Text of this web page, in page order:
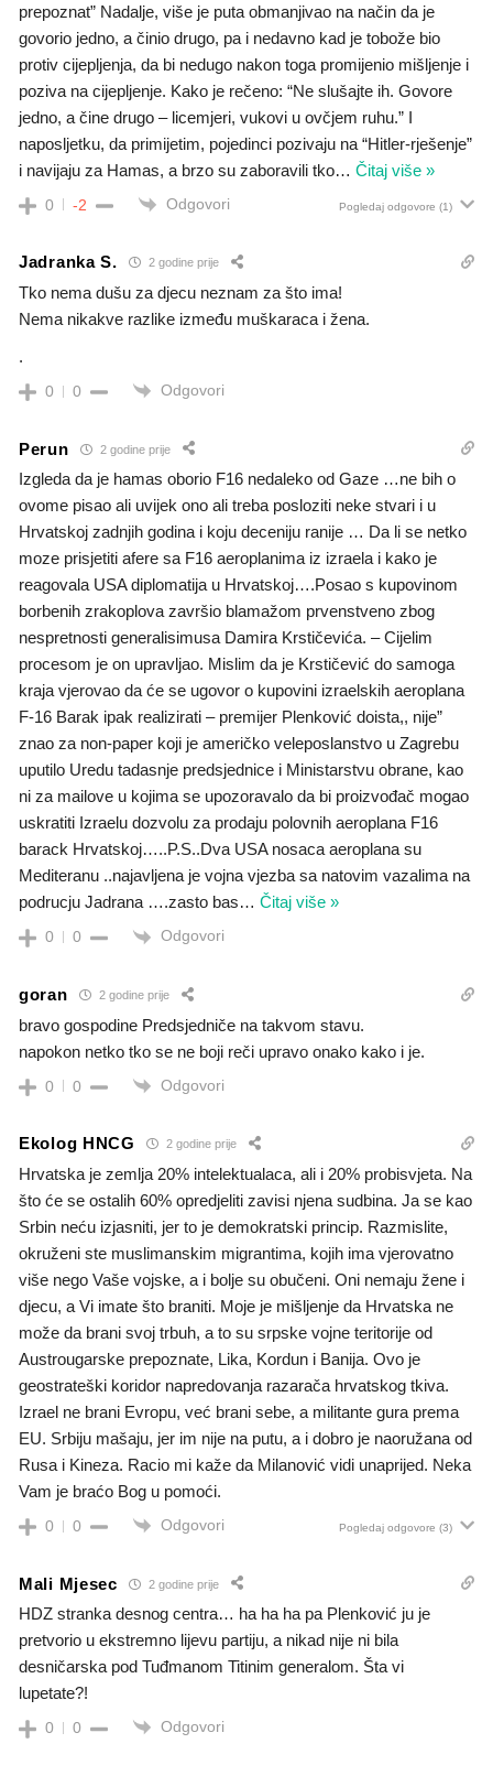
prepoznat” Nadalje, više je puta obmanjivao na način da je
govorio jedno, a činio drugo, pa i nedavno kad je tobože bio
protiv cijepljenja, da bi nedugo nakon toga promijenio mišljenje i
poziva na cijepljenje. Kako je rečeno: “Ne slušajte ih. Govore
jedno, a čine drugo – licemjeri, vukovi u ovčjem ruhu.” I
naposljetku, da primijetim, pojedinci pozivaju na “Hitler-rješenje”
i navijaju za Hamas, a brzo su zaboravili tko… Čitaj više »
0 -2 Odgovori Pogledaj odgovore (1)
Jadranka S. 2 godine prije
Tko nema dušu za djecu neznam za što ima!
Nema nikakve razlike između muškaraca i žena.
.
0 0 Odgovori
Perun 2 godine prije
Izgleda da je hamas oborio F16 nedaleko od Gaze …ne bih o
ovome pisao ali uvijek ono ali treba posloziti neke stvari i u
Hrvatskoj zadnjih godina i koju deceniju ranije … Da li se netko
moze prisjetiti afere sa F16 aeroplanima iz izraela i kako je
reagovala USA diplomatija u Hrvatskoj….Posao s kupovinom
borbenih zrakoplova završio blamažom prvenstveno zbog
nespretnosti generalisimusa Damira Krstičevića. – Cijelim
procesom je on upravljao. Mislim da je Krstičević do samoga
kraja vjerovao da će se ugovor o kupovini izraelskih aeroplana
F-16 Barak ipak realizirati – premijer Plenković doista,, nije”
znao za non-paper koji je američko veleposlanstvo u Zagrebu
uputilo Uredu tadasnje predsjednice i Ministarstvu obrane, kao
ni za mailove u kojima se upozoravalo da bi proizvođač mogao
uskratiti Izraelu dozvolu za prodaju polovnih aeroplana F16
barack Hrvatskoj…..P.S..Dva USA nosaca aeroplana su
Mediteranu ..najavljena je vojna vjezba sa natovim vazalima na
podrucju Jadrana ….zasto bas… Čitaj više »
0 0 Odgovori
goran 2 godine prije
bravo gospodine Predsjedniče na takvom stavu.
napokon netko tko se ne boji reči upravo onako kako i je.
0 0 Odgovori
Ekolog HNCG 2 godine prije
Hrvatska je zemlja 20% intelektualaca, ali i 20% probisvjeta. Na
što će se ostalih 60% opredjeliti zavisi njena sudbina. Ja se kao
Srbin neću izjasniti, jer to je demokratski princip. Razmislite,
okruženi ste muslimanskim migrantima, kojih ima vjerovatno
više nego Vaše vojske, a i bolje su obučeni. Oni nemaju žene i
djecu, a Vi imate što braniti. Moje je mišljenje da Hrvatska ne
može da brani svoj trbuh, a to su srpske vojne teritorije od
Austrougarske prepoznate, Lika, Kordun i Banija. Ovo je
geostrateški koridor napredovanja razarača hrvatskog tkiva.
Izrael ne brani Evropu, već brani sebe, a militante gura prema
EU. Srbiju mašaju, jer im nije na putu, a i dobro je naoružana od
Rusa i Kineza. Racio mi kaže da Milanović vidi unaprijed. Neka
Vam je braćo Bog u pomoći.
0 0 Odgovori Pogledaj odgovore (3)
Mali Mjesec 2 godine prije
HDZ stranka desnog centra… ha ha ha pa Plenković ju je
pretvorio u ekstremno lijevu partiju, a nikad nije ni bila
desničarska pod Tuđmanom Titinim generalom. Šta vi
lupetate?!
0 0 Odgovori